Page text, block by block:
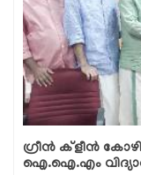
ഗ്രീന്‍ ക്ളീന്‍
ഐ.ഐ.എം